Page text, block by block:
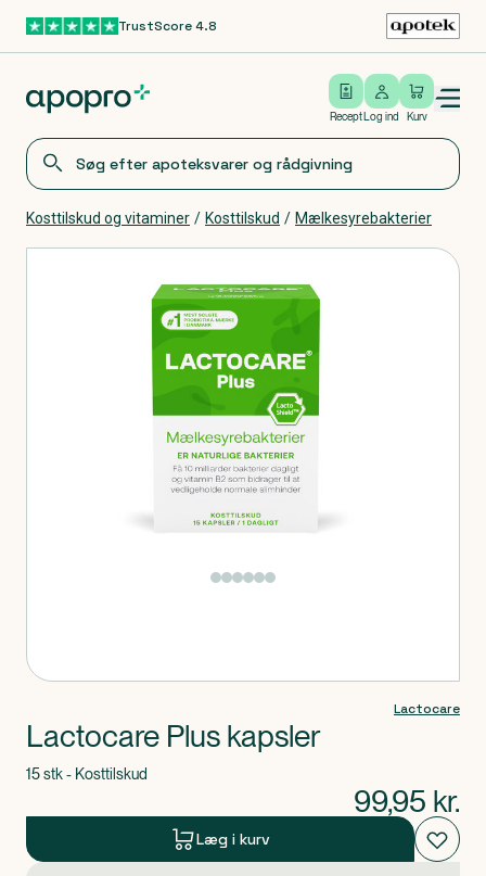
Gå til hovedindholdTrustScore 4.8
Recept
Log ind
Log ind Kurv
Open/close menu
Kosttilskud og vitaminer / Kosttilskud / Mælkesyrebakterier
Lactocare
Lactocare Plus kapsler
15 stk - Kosttilskud
99,95 kr.
Læg i kurv